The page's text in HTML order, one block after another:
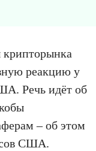
реакцию у
Речь идёт об
– об этом
США.